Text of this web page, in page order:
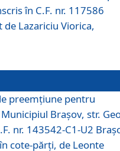
în C.F. nr. 117586
Lazariciu Viorica,
preemţiune pentru
Braşov, str.
nr. 143542-C1-U2
cote-părți, de Leonte